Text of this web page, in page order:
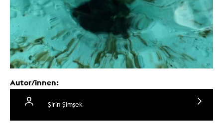
Autor/innen:
Şirin Şimşek